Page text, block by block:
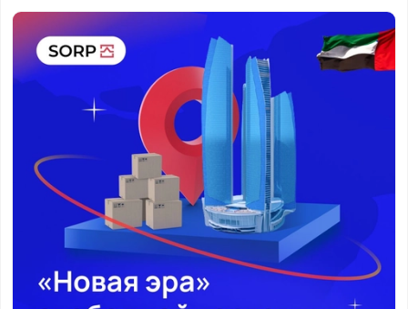
“Новая эра” свободной торговли - Глобальная